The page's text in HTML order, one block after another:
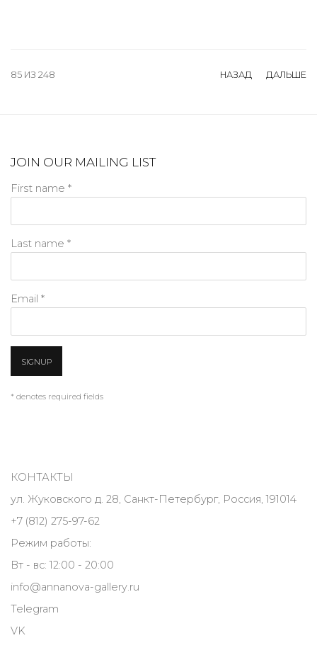
НАЗАД ДАЛЬШЕ
85 ИЗ 248
JOIN OUR MAILING LIST
First name *
Last name *
Email *
SIGNUP
* denotes required fields
КОНТАКТЫ
ул. Жуковского д. 28, Санкт-Петербург, Россия, 191014
+7 (812) 275-97-62
Режим работы:
Вт - вс: 12:00 - 20:00
info@annanova-gallery.ru
Telegram
VK